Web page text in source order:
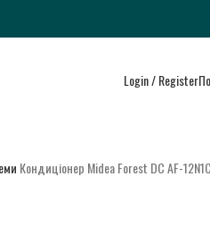
Login / Register
Кондиціонер Midea Forest DC AF-